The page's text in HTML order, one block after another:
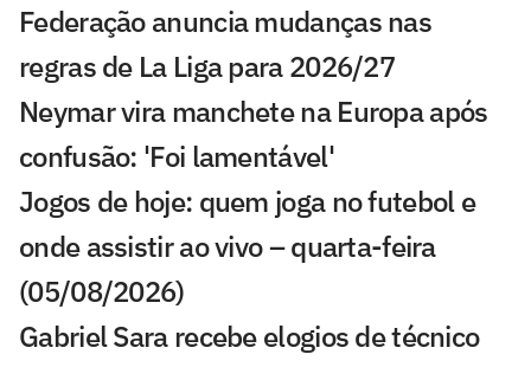
Federação anuncia mudanças nas
regras de La Liga para 2026/27
Neymar vira manchete na Europa após
confusão: 'Foi lamentável'
Jogos de hoje: quem joga no futebol e
onde assistir ao vivo – quarta-feira
(05/08/2026)
Gabriel Sara recebe elogios de técnico